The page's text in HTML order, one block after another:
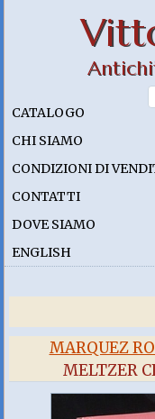
CATALOGO
CHI SIAMO
CONDIZIONI DI
CONTATTI
DOVE SIAMO
ENGLISH
MARQUEZ
MELTZER